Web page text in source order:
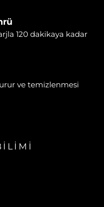
120 dakikaya kadar
ve temizlenmesi